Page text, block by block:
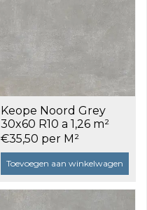
Keope Noord Grey
30x60 R10 a 1,26 m²
€35,50 per M²
Toevoegen aan winkelwagen